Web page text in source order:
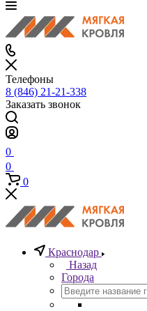
Телефоны
8 (846) 21-21-338
Заказать звонок
0
0
0
Краснодар
Назад
Города